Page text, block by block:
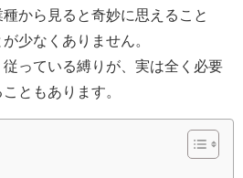
から見ると奇妙に思えること
少なくありません。
っている縛りが、実は全く必要
ともあります。